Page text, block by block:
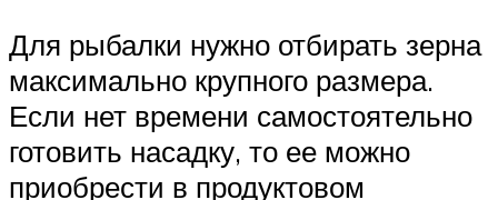
Для рыбалки нужно отбирать зерна
максимально крупного размера.
Если нет времени самостоятельно
готовить насадку, то ее можно
приобрести в продуктовом